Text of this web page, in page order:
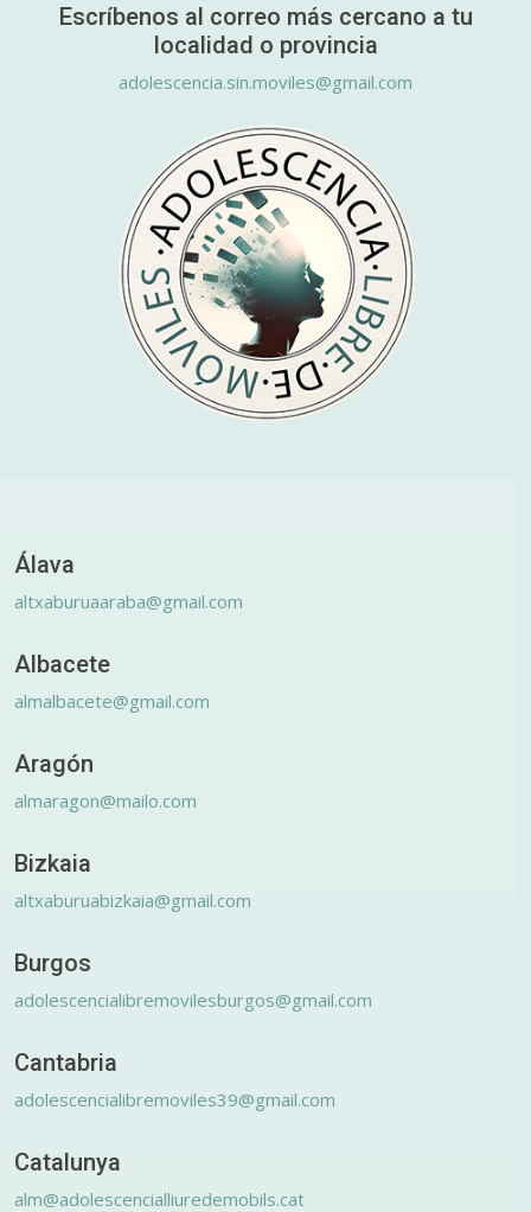
Escríbenos al correo más cercano a tu
localidad o provincia
adolescencia.sin.moviles@gmail.com
Álava
altxaburuaaraba@gmail.com
Albacete
almalbacete@gmail.com
Aragón
almaragon@mailo.com
Bizkaia
altxaburuabizkaia@gmail.com
Burgos
adolescencialibremovilesburgos@gmail.com
Cantabria
adolescencialibremoviles39@gmail.com
Catalunya
alm@adolescencialliuredemobils.cat